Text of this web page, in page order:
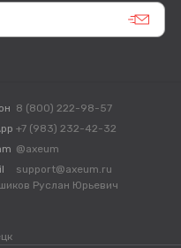
8 (800) 222-98-57
+7 (983) 232-42-32
@axeum
support@axeum.ru
Руслан Юрьевич